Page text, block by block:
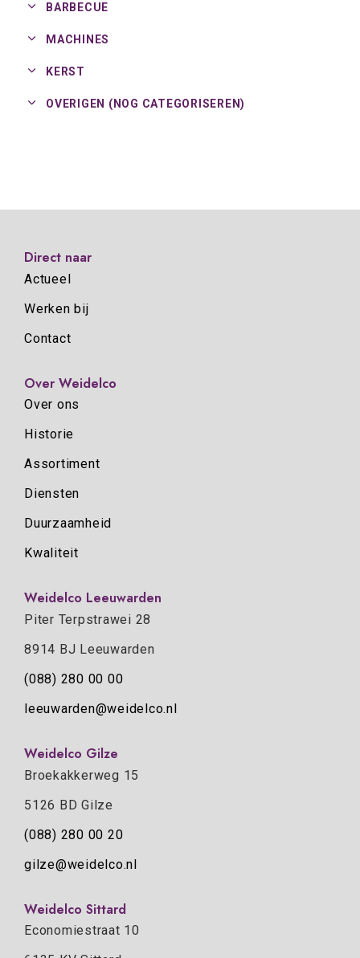
BARBECUE
MACHINES
KERST
OVERIGEN (NOG CATEGORISEREN)
Direct naar
Actueel
Werken bij
Contact
Over Weidelco
Over ons
Historie
Assortiment
Diensten
Duurzaamheid
Kwaliteit
Weidelco Leeuwarden
Piter Terpstrawei 28
8914 BJ Leeuwarden
(088) 280 00 00
leeuwarden@weidelco.nl
Weidelco Gilze
Broekakkerweg 15
5126 BD Gilze
(088) 280 00 20
gilze@weidelco.nl
Weidelco Sittard
Economiestraat 10